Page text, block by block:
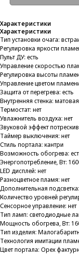
Характеристики
Характеристики
Тип установки очага:
Регулировка яркости
Пульт ДУ: есть
Управление скоростью
Регулировка высоты
Управление цветом
Защита от перегрева: есть
Внутренняя стенка: матовая
Термостат: нет
Увлажнитель воздуха: нет
Звуковой эффект
Таймер выключения: нет
Стиль портала: кантри
Возможность обогрева:
Энергопотребление, Вт:
LED дисплей: нет
Разноцветное пламя: нет
Дополнительная
Количество уровней
Сенсорное управление: нет
Тип ламп: светодиодные
Мощность обогрева, Вт:
Тип изделия:
Технология имитации
Цвет портала: Орех